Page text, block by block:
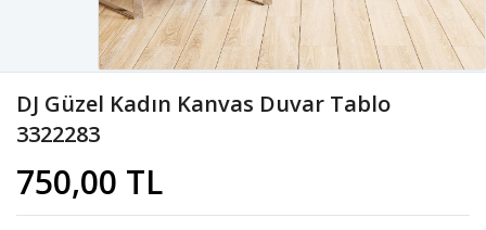
DJ Güzel Kadın Kanvas Duvar Tablo
3322283
750,00 TL